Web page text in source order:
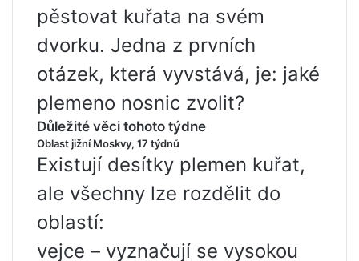
pěstovat kuřata na svém
dvorku. Jedna z prvních
otázek, která vyvstává, je: jaké
plemeno nosnic zvolit?
Důležité věci tohoto týdne
Oblast jižní Moskvy, 17 týdnů
Existují desítky plemen kuřat,
ale všechny lze rozdělit do
oblastí:
vejce – vyznačují se vysokou